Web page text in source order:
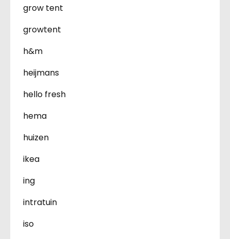
grow tent
growtent
h&m
heijmans
hello fresh
hema
huizen
ikea
ing
intratuin
iso